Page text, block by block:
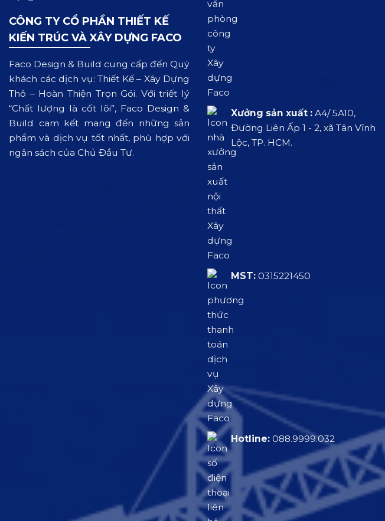
CÔNG TY CỔ PHẦN THIẾT KẾ
KIẾN TRÚC VÀ XÂY DỰNG FACO
Faco Design & Build cung cấp đến Quý
khách các dịch vụ: Thiết Kế – Xây Dựng
Thô – Hoàn Thiện Trọn Gói. Với triết lý
“Chất lượng là cốt lõi”, Faco Design &
Build cam kết mang đến những sản
phẩm và dịch vụ tốt nhất, phù hợp với
ngân sách của Chủ Đầu Tư.
Xưởng sản xuất :A4/ 5A10,
Đường Liên Ấp 1 - 2, xã Tân Vĩnh
Lộc, TP. HCM.
MST:0315221450
Hotline: 088.9999.032